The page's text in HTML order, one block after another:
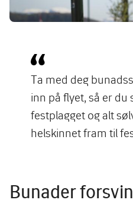
Ta med deg
inn på flyet, så er du
festplagget og alt
helskinnet fram til
Bunader